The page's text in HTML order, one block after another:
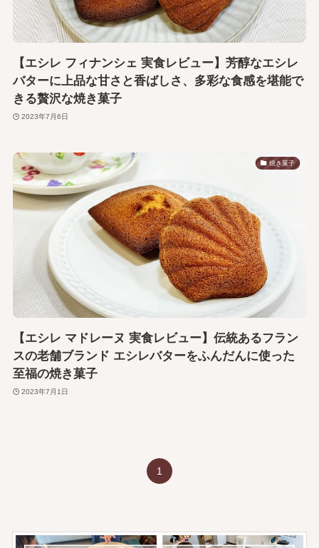
【エシレ フィナンシェ 実食レビュー】芳醇なエシレ
バターに上品な甘さと香ばしさ、多彩な食感を堪能で
きる贅沢な焼き菓子
2023年7月6日
焼き菓子
【エシレ マドレーヌ 実食レビュー】伝統あるフラン
スの老舗ブランド エシレバターをふんだんに使った
至福の焼き菓子
2023年7月1日
1